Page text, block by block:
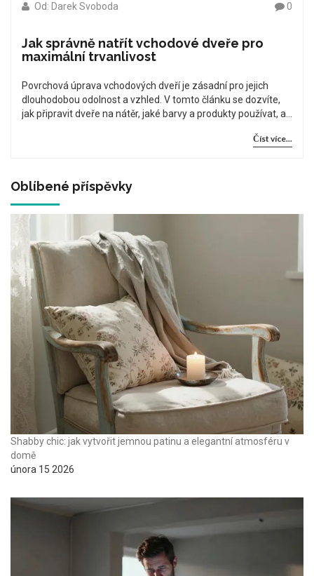
Od: Darek Svoboda 0
Jak správně natřít vchodové dveře pro
maximální trvanlivost
Povrchová úprava vchodových dveří je zásadní pro jejich
dlouhodobou odolnost a vzhled. V tomto článku se dozvíte,
jak připravit dveře na nátěr, jaké barvy a produkty používat, a
Číst více...
Oblíbené příspěvky
Shabby chic: jak vytvořit jemnou patinu a elegantní atmosféru v
domě
února 15 2026